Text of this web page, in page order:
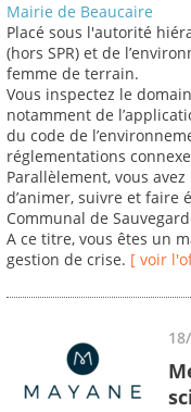
Mairie de Beaucaire
Placé sous l'autorité
(hors SPR) et de
femme de terrain.
Vous inspectez le
notamment de
du code de
réglementations
Parallèlement, vous
d’animer, suivre et faire
Communal de
A ce titre, vous êtes un
gestion de crise. [ voir